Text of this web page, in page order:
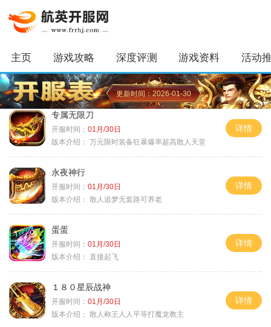
主页 游戏攻略 深度评测 游戏资料 活动
更新时间：2026-01-30
专属无限刀
开服时间： 01月/30日
版本介绍： 万元限时装备狂暴爆率超高散人天堂
详情
永夜神行
开服时间： 01月/30日
版本介绍： 散人追梦无套路可养老
详情
蛋蛋
开服时间： 01月/30日
版本介绍： 直接起飞
详情
１８０星辰战神
开服时间： 01月/30日
版本介绍： 散人称王人人平等打魔龙教主
详情